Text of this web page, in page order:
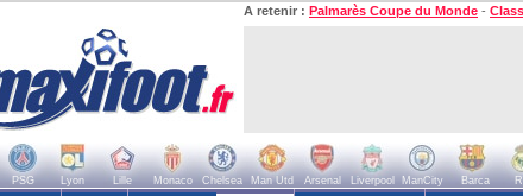
A retenir : Palmarès Coupe du Monde -
PSG Lyon Lille Monaco Chelsea Man Utd Arsenal Liverpool ManCity Barca